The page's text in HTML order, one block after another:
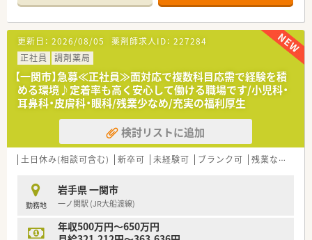
【店舗情報と応需状況について】
■JR大船渡線およびJR東北本線の一ノ関駅から車で8分ほどの
場所に位置しお車での通勤に大変便利な調剤薬局です。
■近隣医療機関から内科や消化器科や小児科などの処方箋を1日
あたり50枚から60枚程度応需して地域医療に貢献しています。
■現在は常勤薬剤師が2名と医療事務スタッフが2名在籍してお
り協力しながら日々の調剤業務や患者様対応を行っておりま
す。
【法人特徴について】
■岩手県内に本社を置き地域に根差した店舗展開を続けている
チェーン薬局であり今後の成長も見込まれる優良な企業です。
■社員一人ひとりの生活を尊重する温かい社風があり一方的な
す。
■経営陣と社員の距離が近くコミュニケーションが活発であり
風通しの良い環境の中でモチベーション高く働くことができま
す。
更新日： 2026/08/05 薬剤師求人ID： 227284
正社員
調剤薬局
【一関市】急募≪正社員≫面対応で複数科目応需で経験を積
める環境♪定着率も高く安心して働ける職場です/小児科・
耳鼻科・皮膚科・眼科/残業少なめ/充実の福利厚生
検討リストに追加
土日休み(相談可含む) 新卒可 未経験可 ブランク可 残業なし(ほぼなし含む)
勤務地
岩手県 一関市
一ノ関駅 (JR大船渡線)
年収500万円～650万円